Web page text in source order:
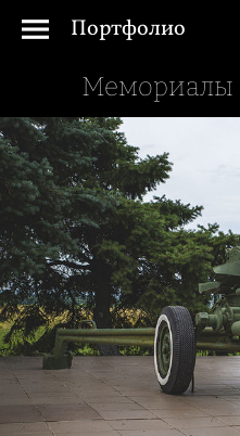
Портфолио
Мемориалы